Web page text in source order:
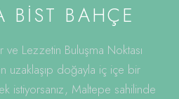
BIST BAHÇE
Lezzetin Buluşma Noktası
uzaklaşıp doğayla iç içe bir
istiyorsanız, Maltepe sahilinde